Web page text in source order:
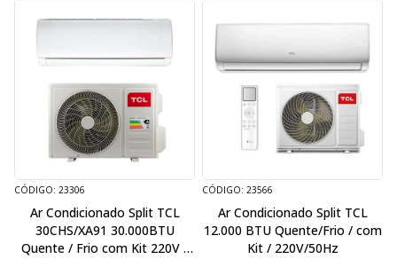
CÓDIGO: 23306
Ar Condicionado Split TCL
30CHS/XA91 30.000BTU
Quente / Frio com Kit 220V /
CÓDIGO: 23566
Ar Condicionado Split TCL
12.000 BTU Quente/Frio / com
Kit / 220V/50Hz